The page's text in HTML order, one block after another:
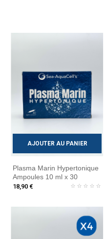
AJOUTER AU PANIER
Plasma Marin Hypertonique
Ampoules 10 ml x 30
18,90 €